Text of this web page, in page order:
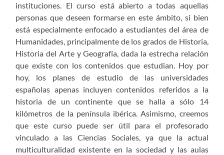
instituciones. El curso está abierto a todas aquellas
personas que deseen formarse en este ámbito, si bien
está especialmente enfocado a estudiantes del área de
Humanidades, principalmente de los grados de Historia,
Historia del Arte y Geografía, dada la estrecha relación
que existe con los contenidos que estudian. Hoy por
hoy, los planes de estudio de las universidades
españolas apenas incluyen contenidos referidos a la
historia de un continente que se halla a sólo 14
kilómetros de la península ibérica. Asimismo, creemos
que este curso puede ser útil para el profesorado
vinculado a las Ciencias Sociales, ya que la actual
multiculturalidad existente en la sociedad y las aulas